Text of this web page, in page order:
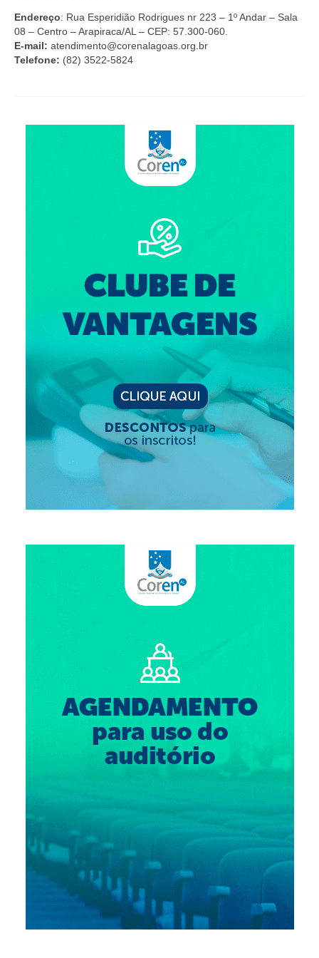
Conselheiros e Diretoria
Câmaras Técnicas
Transparência e Prestação de Contas
Agenda do presidente
Editais e licitação
Fiscalização
Responsabilidade Técnica
Legislações
Decisões
Desagravo Público
Processos Éticos
Suspensão do Exercício Profissional
Procedimento para registro
Clube de Vantagens
Valores dos serviços
Notícias
Ouvidoria
Contatos
Fale Conosco
Endereço: Rua Esperidião Rodrigues nr 223 – 1º Andar – Sala
08 – Centro – Arapiraca/AL – CEP: 57.300-060.
E-mail: atendimento@corenalagoas.org.br
Telefone: (82) 3522-5824